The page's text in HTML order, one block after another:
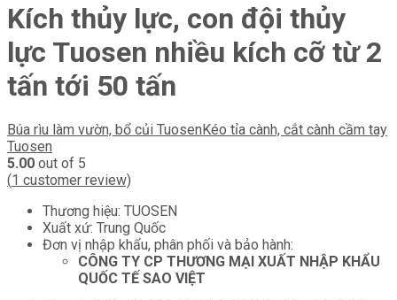
Kích thủy lực, con đội thủy
lực Tuosen nhiều kích cỡ từ 2
tấn tới 50 tấn
Búa rìu làm vườn, bổ củi Tuosen Kéo tỉa cành, cắt cành cầm tay
Tuosen
5.00 out of 5
(1 customer review)
Thương hiệu: TUOSEN
Xuất xứ: Trung Quốc
Đơn vị nhập khẩu, phân phối và bảo hành:
CÔNG TY CP THƯƠNG MẠI XUẤT NHẬP KHẨU
QUỐC TẾ SAO VIỆT